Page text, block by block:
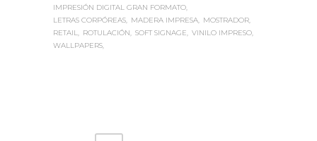
IMPRESIÓN DIGITAL GRAN FORMATO
LETRAS CORPÓREAS
MADERA IMPRESA
MOSTRADOR
RETAIL
ROTULACIÓN SOFT SIGNAGE
VINILO IMPRESO
WALLPAPERS